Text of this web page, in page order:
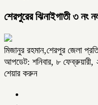
শেরপুরের ঝিনাইগাতী ৩ নং
মিজানুর রহমান,শেরপুর জেলা
আপডেট: শনিবার, ৮ ফেব্রুয়ারী,
শেয়ার করুন